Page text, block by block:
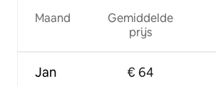
Maand
Jan
Gemiddelde
prijs
€ 64